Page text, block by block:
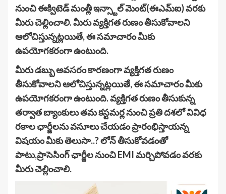
నుంచి ఈక్విటెడ్ మంత్లీ ఇన్స్టాల్ మెంట్(ఈఎమ్ఐ) వరకు
మీరు చెల్లించాలి. మీరు వ్యక్తిగత రుణం తీసుకోవాలని
ఆలోచిస్తున్నట్లయితే, ఈ సమాచారం మీకు
ఉపయోగకరంగా ఉంటుంది.
మీరు డబ్బు అవసరం కారణంగా వ్యక్తిగత రుణం
తీసుకోవాలని ఆలోచిస్తున్నట్లయితే, ఈ సమాచారం మీకు
ఉపయోగకరంగా ఉంటుంది. వ్యక్తిగత రుణం తీసుకున్న
తర్వాత బ్యాంకులు తమ కస్టమర్ల నుంచి ప్రతి దశలో వివిధ
రకాల ఛార్జీలను వసూలు చేయడం ప్రారంభిస్తాయన్న
విషయం మీకు తెలుసా..? లోన్ తీసుకోవడంతో
పాటు,ప్రాసెసింగ్ ఛార్జీల నుంచి EMI మర్చిపోవడం వరకు
మీరు చెల్లించాలి.